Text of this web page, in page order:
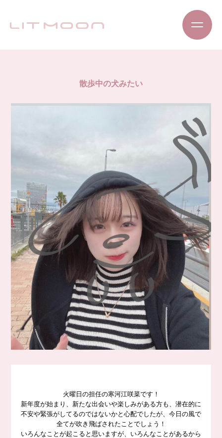
散歩中の犬みたい
火曜日の担任の寒河江咲菜です！
新年度が始まり、新たな出会いや楽しみがある方も、潜在的に
不安や緊張がしてるのではないかと心配でしたが、今日の風で
全てが吹き飛ばされたことでしょう！
いろんなことが起こると思いますが、いろんなことがあるから